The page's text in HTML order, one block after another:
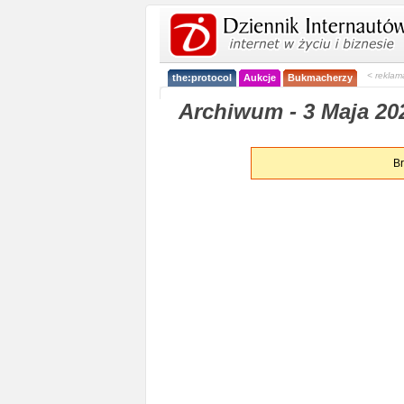
the:protocol Aukcje Bukmacherzy <
Archiwum - 3 Maja